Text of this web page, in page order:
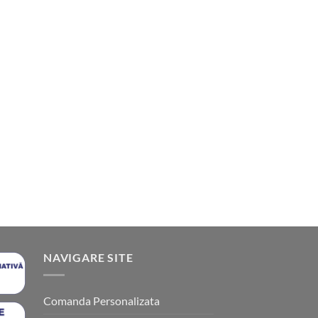
NAVIGARE SITE
Comanda Personalizata